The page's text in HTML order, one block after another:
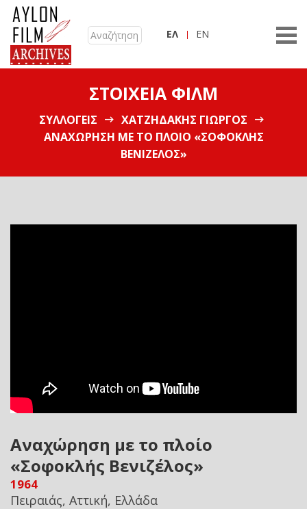
ΕΛ EN
ΣΤΟΙΧΕΊΑ ΦΙΛΜ
ΣΥΛΛΟΓΕΊΣ
ΧΑΤΖΗΔΆΚΗΣ ΓΙΏΡΓΟΣ
ΑΝΑΧΏΡΗΣΗ ΜΕ ΤΟ ΠΛΟΊΟ «ΣΟΦΟΚΛΉΣ
ΒΕΝΙΖΈΛΟΣ»
Αναχώρηση με το πλοίο
«Σοφοκλής Βενιζέλος»
1964
Πειραιάς, Αττική, Ελλάδα